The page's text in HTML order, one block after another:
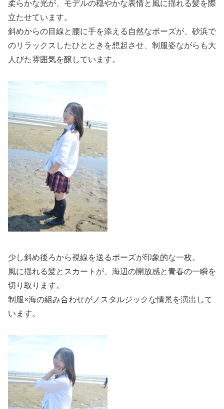
柔らかな光が、モデルの穏やかな表情と風に揺れる髪を際
立たせています。
斜めからの目線と腰に手を添える自然なポーズが、砂浜で
のリラックスしたひとときを想起させ、制服姿ながらも大
人びた雰囲気を醸しています。
少し斜め後ろから視線を送るポーズが印象的な一枚。
風に揺れる髪とスカートが、海辺の開放感と青春の一瞬を
切り取ります。
制服×海の組み合わせがノスタルジックな情景を演出して
います。